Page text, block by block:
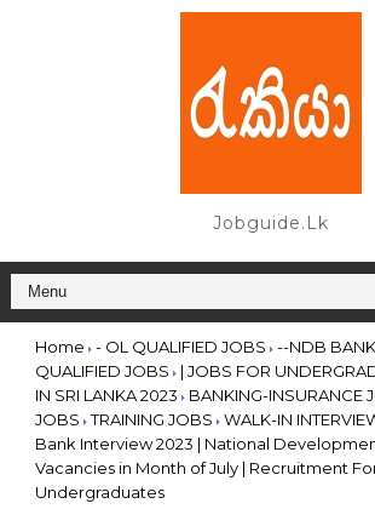
Jobguide.lk
Home - OL QUALIFIED JOBS --NDB
QUALIFIED JOBS
| JOBS FOR
IN SRI LANKA 2023
BANKING-INSURANCE
JOBS
TRAINING JOBS WALK-IN
Bank Interview 2023 | National
Vacancies in Month of July | Recruitment
Undergraduates